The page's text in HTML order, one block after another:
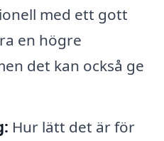
med ett gott
en högre
det kan också ge
Hur lätt det är för